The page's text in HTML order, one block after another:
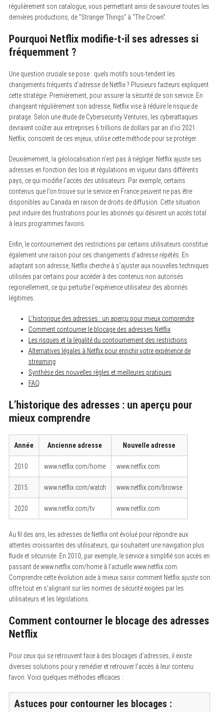
régulièrement son catalogue, vous permettant ainsi de savourer toutes les
dernières productions, de “Stranger Things” à “The Crown”.
Pourquoi Netflix modifie-t-il ses adresses si
fréquemment ?
Une question cruciale se pose : quels motifs sous-tendent les
changements fréquents d’adresse de Netflix ? Plusieurs facteurs expliquent
cette stratégie. Premièrement, pour assurer la sécurité de son service. En
changeant régulièrement son adresse, Netflix vise à réduire le risque de
piratage. Selon une étude de Cybersecurity Ventures, les cyberattaques
devraient coûter aux entreprises 6 trillions de dollars par an d’ici 2021.
Netflix, conscient de ces enjeux, utilise cette méthode pour se protéger.
Deuxièmement, la géolocalisation n’est pas à négliger. Netflix ajuste ses
adresses en fonction des lois et régulations en vigueur dans différents
pays, ce qui modifie l’accès des utilisateurs. Par exemple, certains
contenus que l’on trouve sur le service en France peuvent ne pas être
disponibles au Canada en raison de droits de diffusion. Cette situation
peut induire des frustrations pour les abonnés qui désirent un accès total
à leurs programmes favoris.
Enfin, le contournement des restrictions par certains utilisateurs constitue
également une raison pour ces changements d’adresse répétés. En
adaptant son adresse, Netflix cherche à s’ajuster aux nouvelles techniques
utilisées par certains pour accéder à des contenus non autorisés
regionellement, ce qui perturbe l’expérience utilisateur des abonnés
légitimes.
L’historique des adresses : un aperçu pour mieux comprendre
Comment contourner le blocage des adresses Netflix
Les risques et la légalité du contournement des restrictions
Alternatives légales à Netflix pour enrichir votre expérience de
streaming
Synthèse des nouvelles règles et meilleures pratiques
FAQ
L’historique des adresses : un aperçu pour
mieux comprendre
Année Ancienne adresse Nouvelle adresse
2010 www.netflix.com/home www.netflix.com
2015 www.netflix.com/watch www.netflix.com/browse
2020 www.netflix.com/tv www.netflix.com
Au fil des ans, les adresses de Netflix ont évolué pour répondre aux
attentes croissantes des utilisateurs, qui souhaitent une navigation plus
fluide et sécurisée. En 2010, par exemple, le service a simplifié son accès en
passant de www.netflix.com/home à l’actuelle www.netflix.com.
Comprendre cette évolution aide à mieux saisir comment Netflix ajuste son
offre tout en s’alignant sur les normes de sécurité exigées par les
utilisateurs et les législations.
Comment contourner le blocage des adresses
Netflix
Pour ceux qui se retrouvent face à des blocages d’adresses, il existe
diverses solutions pour y remédier et retrouver l’accès à leur contenu
favori. Voici quelques méthodes efficaces :
Astuces pour contourner les blocages :